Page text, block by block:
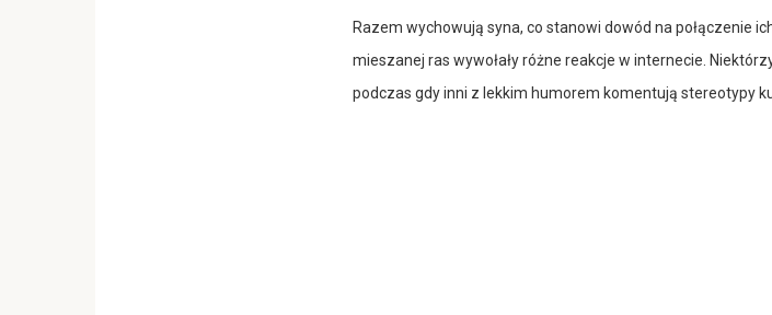
Razem wychowują syna, co stanowi dowód na połączenie
mieszanej ras wywołały różne reakcje w internecie.
podczas gdy inni z lekkim humorem komentują stereotypy